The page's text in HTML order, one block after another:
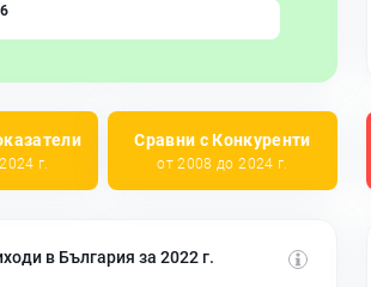
г.
Сравни с Конкуренти
от 2008 до 2024 г.
в България за 2022 г.